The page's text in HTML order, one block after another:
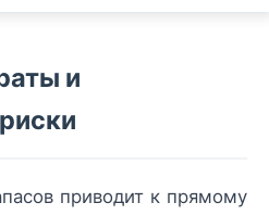
и
приводит к прямому